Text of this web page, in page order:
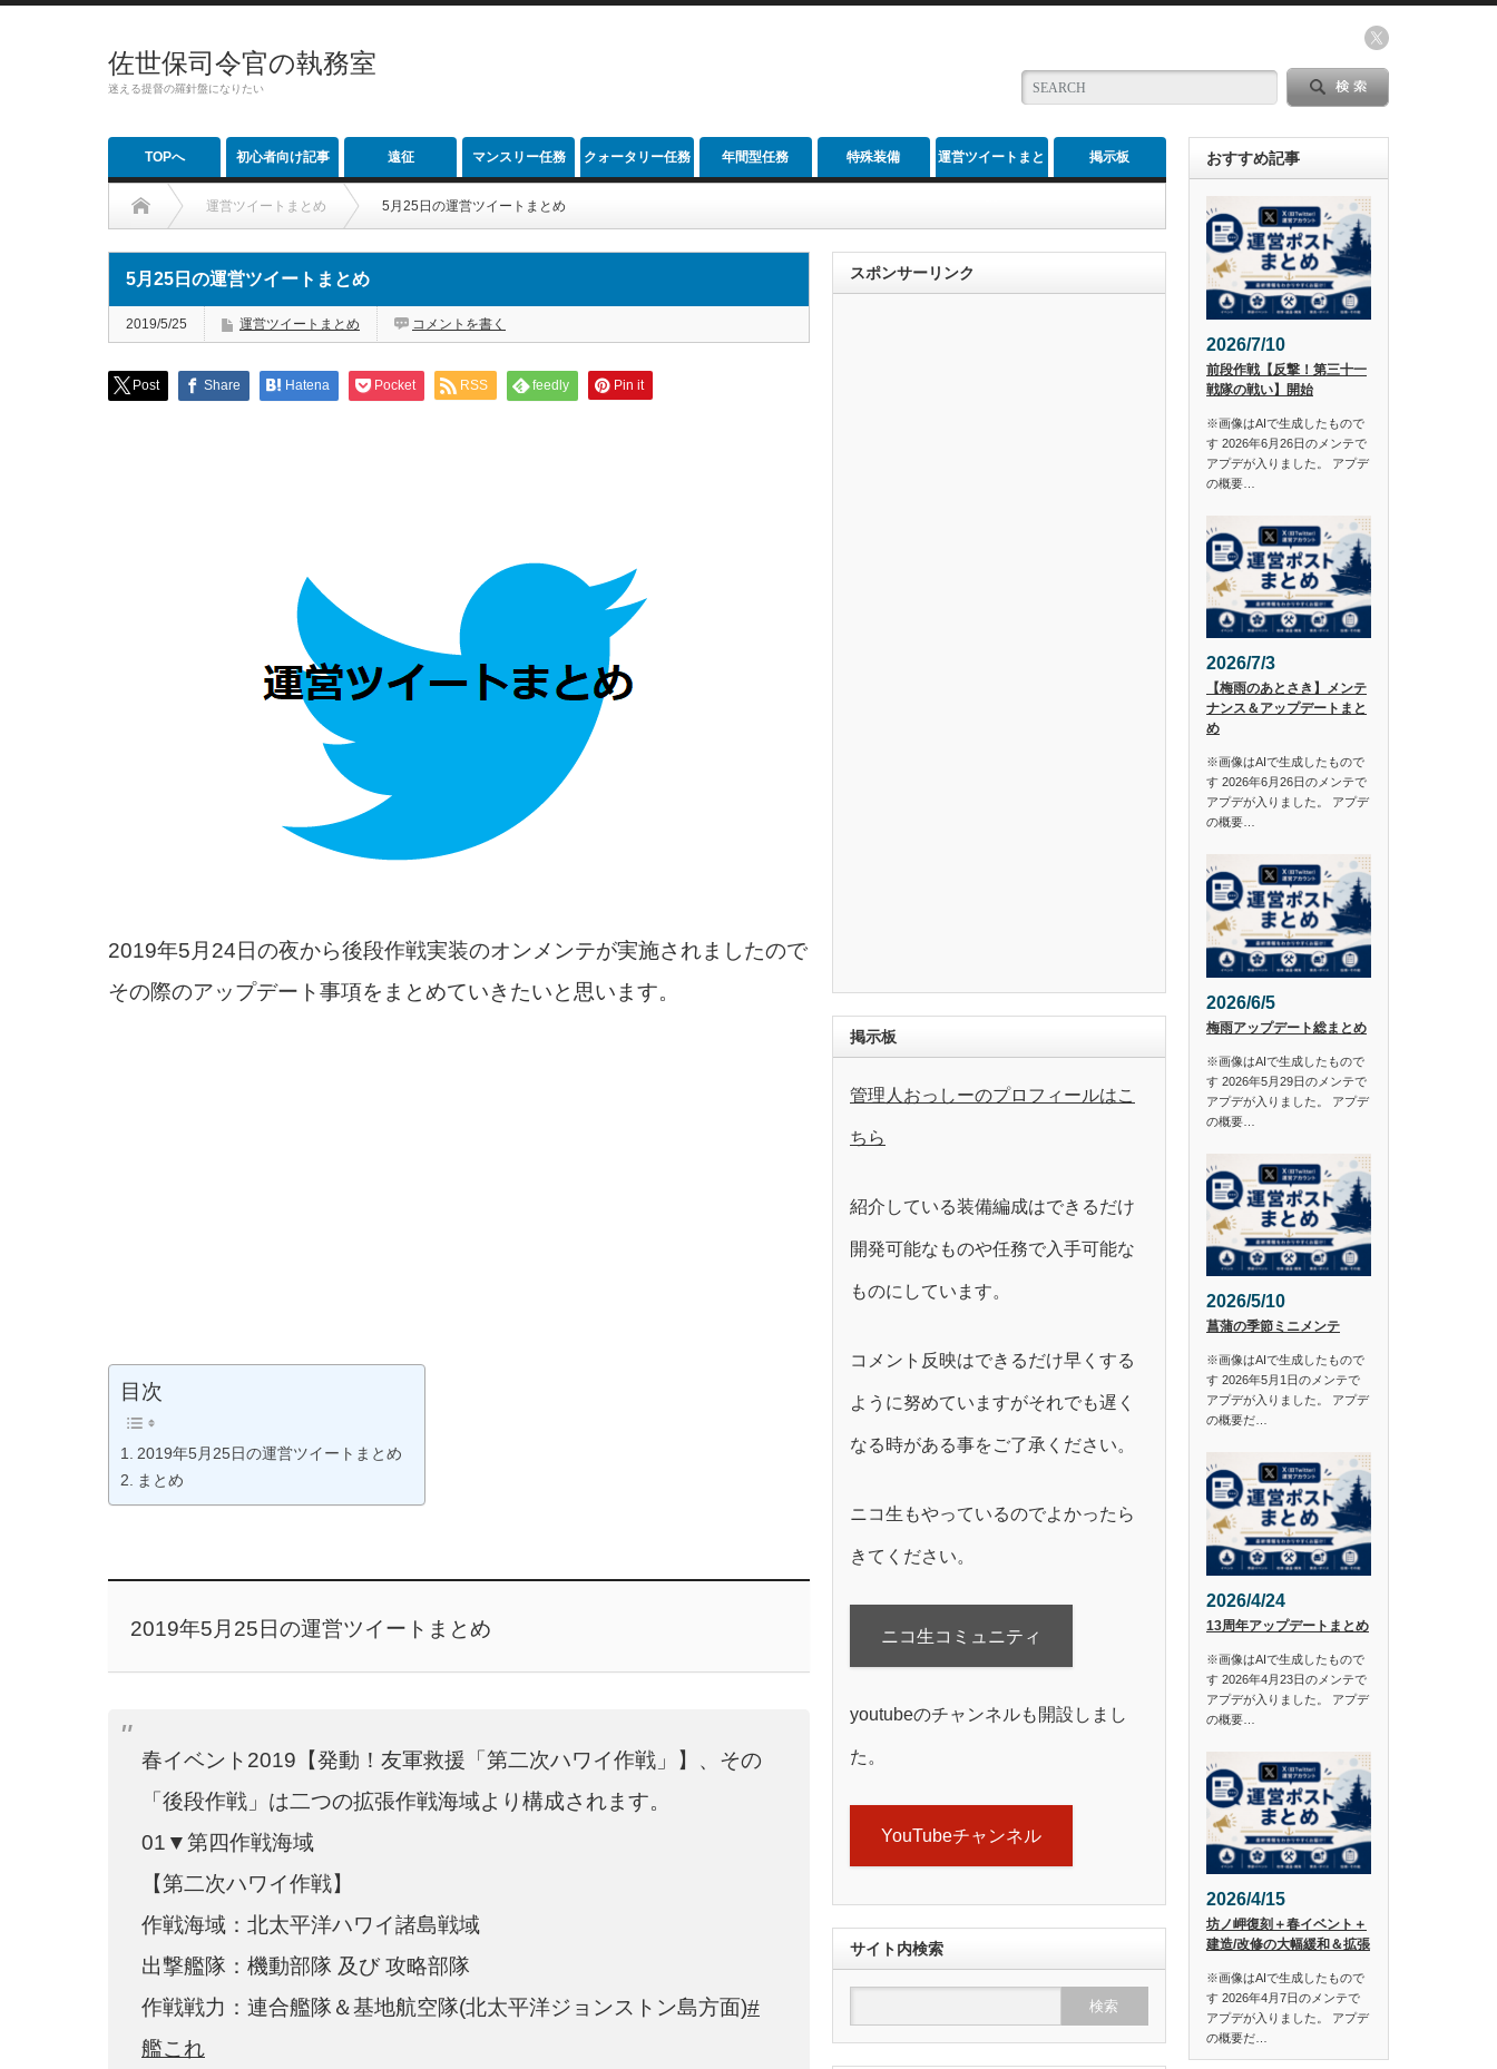
佐世保司令官の執務室
迷える提督の羅針盤になりたい
TOPへ 初心者向け記事 遠征 マンスリー任務 クォータリー任務 年間型任務 特殊装備 運営ツイートまと 掲示板
運営ツイートまとめ 5月25日の運営ツイートまとめ
5月25日の運営ツイートまとめ
2019/5/25 運営ツイートまとめ コメントを書く
Post Share Hatena Pocket RSS feedly Pin it
2019年5月24日の夜から後段作戦実装のオンメンテが実施されましたので
その際のアップデート事項をまとめていきたいと思います。
目次
2019年5月25日の運営ツイートまとめ
まとめ
2019年5月25日の運営ツイートまとめ
春イベント2019【発動！友軍救援「第二次ハワイ作戦」】、その
「後段作戦」は二つの拡張作戦海域より構成されます。
01▼第四作戦海域
【第二次ハワイ作戦】
作戦海域：北太平洋ハワイ諸島戦域
出撃艦隊：機動部隊 及び 攻略部隊
作戦戦力：連合艦隊＆基地航空隊(北太平洋ジョンストン島方面)#
艦これ
スポンサーリンク
掲示板
管理人おっしーのプロフィールはこ
ちら
紹介している装備編成はできるだけ
開発可能なものや任務で入手可能な
ものにしています。
コメント反映はできるだけ早くする
ように努めていますがそれでも遅く
なる時がある事をご了承ください。
ニコ生もやっているのでよかったら
きてください。
ニコ生コミュニティ
youtubeのチャンネルも開設しまし
た。
YouTubeチャンネル
サイト内検索
おすすめ記事
2026/7/10
前段作戦【反撃！第三十一
戦隊の戦い】開始
※画像はAIで生成したもので
す 2026年6月26日のメンテで
アプデが入りました。 アプデ
の概要…
2026/7/3
【梅雨のあとさき】メンテ
ナンス＆アップデートまと
め
※画像はAIで生成したもので
す 2026年6月26日のメンテで
アプデが入りました。 アプデ
の概要…
2026/6/5
梅雨アップデート総まとめ
※画像はAIで生成したもので
す 2026年5月29日のメンテで
アプデが入りました。 アプデ
の概要…
2026/5/10
菖蒲の季節ミニメンテ
※画像はAIで生成したもので
す 2026年5月1日のメンテで
アプデが入りました。 アプデ
の概要だ…
2026/4/24
13周年アップデートまとめ
※画像はAIで生成したもので
す 2026年4月23日のメンテで
アプデが入りました。 アプデ
の概要…
2026/4/15
坊ノ岬復刻＋春イベント＋
建造/改修の大幅緩和＆拡張
※画像はAIで生成したもので
す 2026年4月7日のメンテで
アプデが入りました。 アプデ
の概要だ…